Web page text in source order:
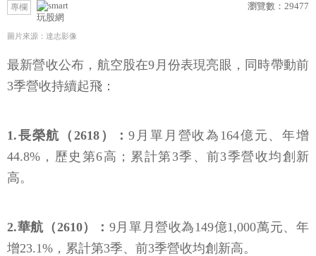
專欄
玩股網
瀏覽數： 29477
圖片來源：達志影像
最新營收公布，航空股在9月份表現亮眼，同時帶動前
3季營收持續起飛：
1.長榮航（2618）：9月單月營收為164億元、年增
44.8%，歷史第6高；累計第3季、前3季營收均創新
高。
2.華航（2610）： 9月單月營收為149億1,000萬元、年
增23.1%，累計第3季、前3季營收均創新高。